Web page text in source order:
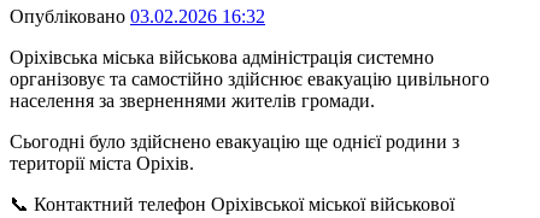
Опубліковано 03.02.2026 16:32
Оріхівська міська військова адміністрація системно
організовує та самостійно здійснює евакуацію цивільного
населення за зверненнями жителів громади.
Сьогодні було здійснено евакуацію ще однієї родини з
території міста Оріхів.
📞 Контактний телефон Оріхівської міської військової